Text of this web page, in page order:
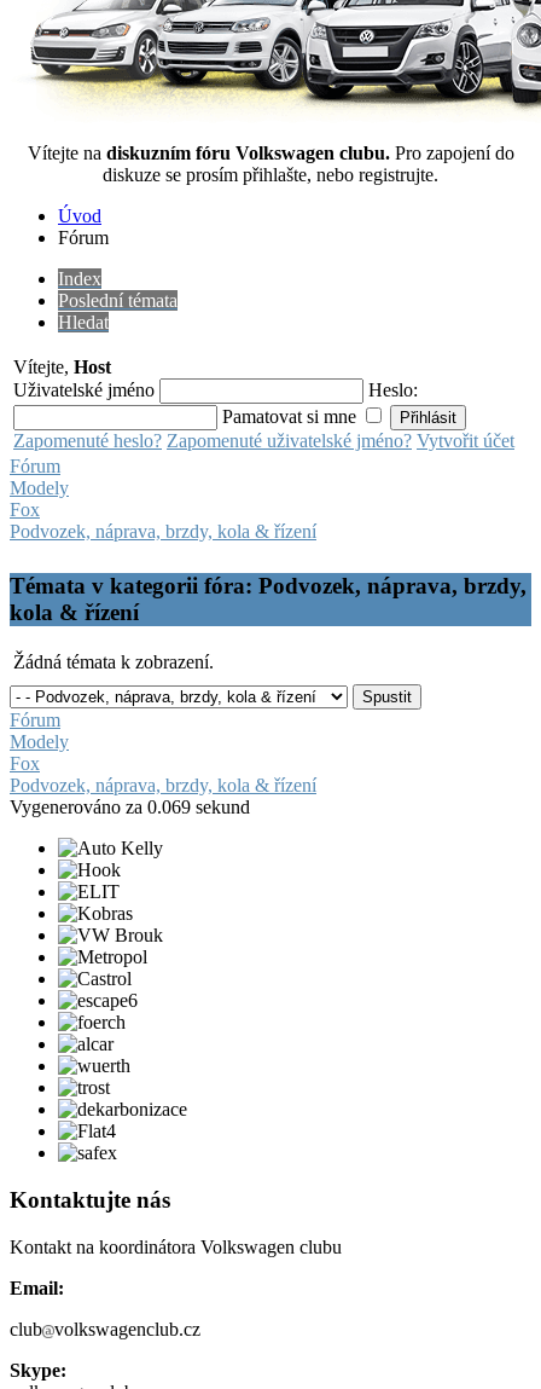
Vítejte na diskuzním fóru Volkswagen clubu. Pro zapojení do
diskuze se prosím přihlašte, nebo registrujte.
Úvod
Fórum
Index
Poslední témata
Hledat
Vítejte, Host
Uživatelské jméno
Heslo:
Pamatovat si mne
Zapomenuté heslo? Zapomenuté uživatelské jméno? Vytvořit účet
Fórum
Modely
Fox
Podvozek, náprava, brzdy, kola & řízení
Témata v kategorii fóra: Podvozek, náprava, brzdy,
kola & řízení
Žádná témata k zobrazení.
Fórum
Modely
Fox
Podvozek, náprava, brzdy, kola & řízení
Vygenerováno za 0.069 sekund
Kontaktujte nás
Kontakt na koordinátora Volkswagen clubu
Email:
club volkswagenclub.cz
Skype: